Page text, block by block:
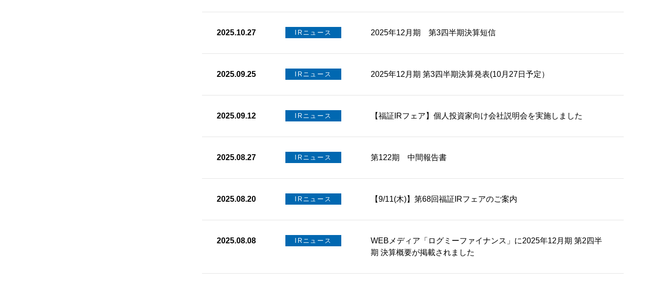
2025.10.27 IRニュース 2025年12月期 第3四半期決算短信
2025.09.25 IRニュース 2025年12月期 第3四半期決算発表(10月27日予定）
2025.09.12 IRニュース 【福証IRフェア】個人投資家向け会社説明会を実施しました
2025.08.27 IRニュース 第122期 中間報告書
2025.08.20 IRニュース 【9/11(木)】第68回福証IRフェアのご案内
2025.08.08 IRニュース
WEBメディア「ログミーファイナンス」に2025年12月期 第2四半
期 決算概要が掲載されました